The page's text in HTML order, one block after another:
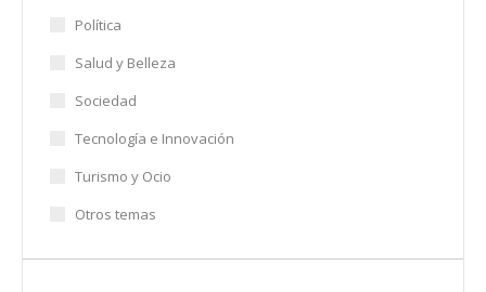
Política
Salud y Belleza
Sociedad
Tecnología e Innovación
Turismo y Ocio
Otros temas